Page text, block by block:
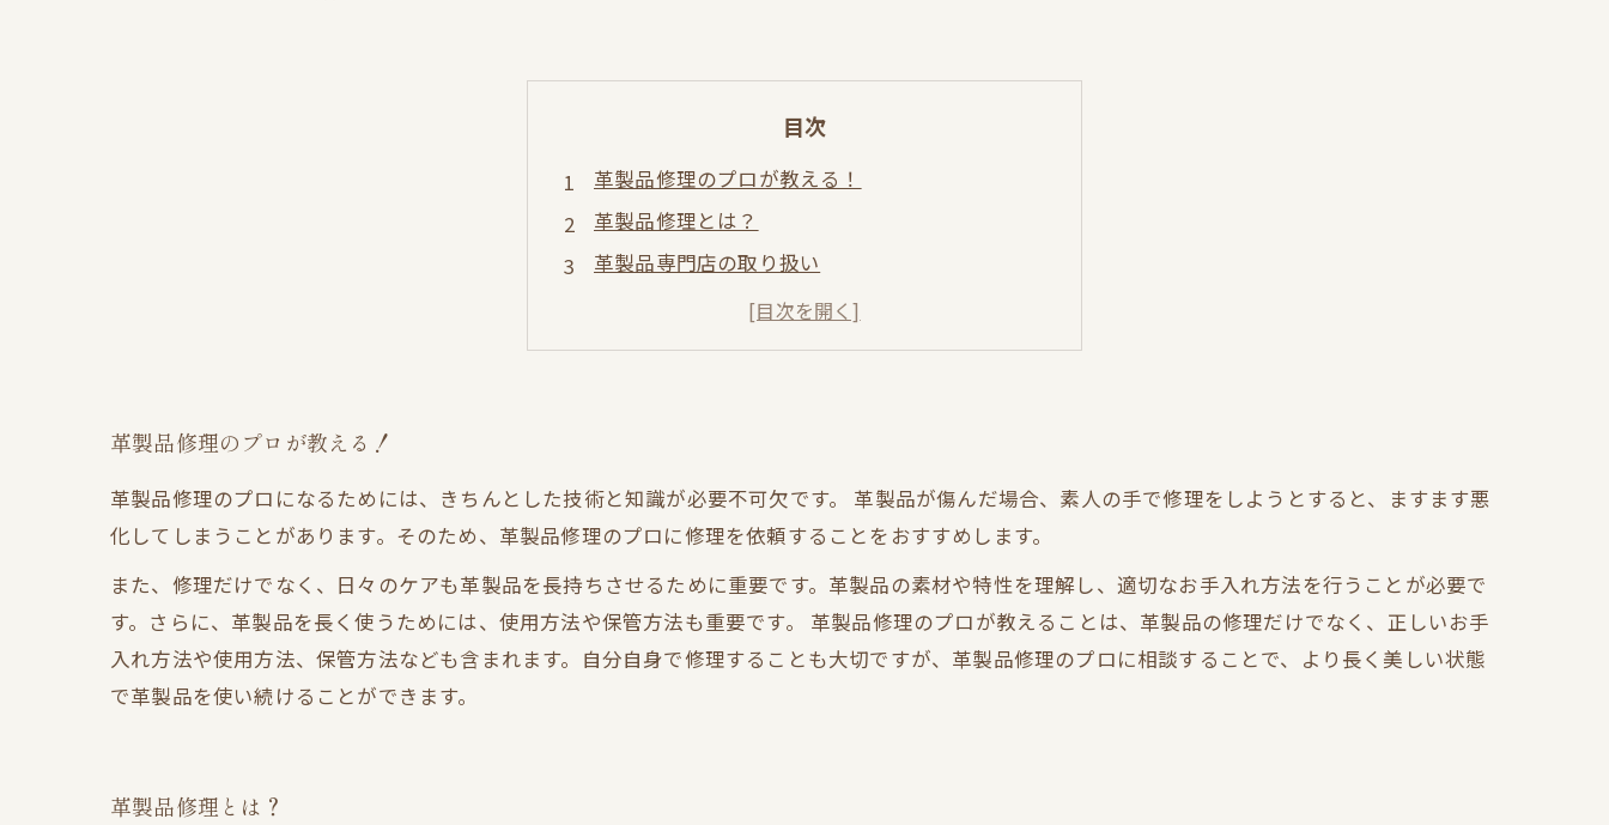
目次
革製品修理のプロが教える！
革製品修理とは？
革製品専門店の取り扱い
自己流に染める注意点
プロに依頼する場合の費用
革製品修理のプロが教える！
革製品修理のプロになるためには、きちんとした技術と知識が必要不可欠です。 革製品が傷んだ場合、素人の手で修理をしようとすると、ますます悪
化してしまうことがあります。そのため、革製品修理のプロに修理を依頼することをおすすめします。
また、修理だけでなく、日々のケアも革製品を長持ちさせるために重要です。革製品の素材や特性を理解し、適切なお手入れ方法を行うことが必要で
す。さらに、革製品を長く使うためには、使用方法や保管方法も重要です。 革製品修理のプロが教えることは、革製品の修理だけでなく、正しいお手
入れ方法や使用方法、保管方法なども含まれます。自分自身で修理することも大切ですが、革製品修理のプロに相談することで、より長く美しい状態
で革製品を使い続けることができます。
革製品修理とは？